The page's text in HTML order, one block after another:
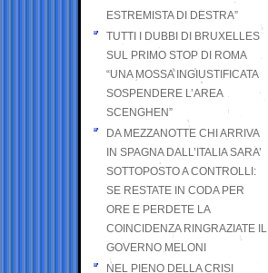
ESTREMISTA DI DESTRA”
TUTTI I DUBBI DI BRUXELLES
SUL PRIMO STOP DI ROMA
“UNA MOSSA INGIUSTIFICATA
SOSPENDERE L’AREA
SCENGHEN”
DA MEZZANOTTE CHI ARRIVA
IN SPAGNA DALL’ITALIA SARA’
SOTTOPOSTO A CONTROLLI:
SE RESTATE IN CODA PER
ORE E PERDETE LA
COINCIDENZA RINGRAZIATE IL
GOVERNO MELONI
NEL PIENO DELLA CRISI